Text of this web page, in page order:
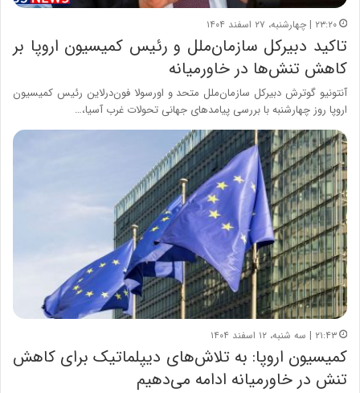
۲۳:۲۰ | چهارشنبه، ۲۷ اسفند ۱۴۰۴
تاکید دبیرکل سازمان‌ملل و رئیس کمیسیون اروپا بر
کاهش تنش‌ها در خاورمیانه
آنتونیو گوترش دبیرکل سازمان‌ملل متحد و اورسولا فون‌درلاین رئیس کمیسیون
اروپا روز چهارشنبه با بررسی پیامدهای جهانی تحولات غرب آسیا،…
۲۱:۴۳ | سه شنبه، ۱۲ اسفند ۱۴۰۴
کمیسیون اروپا: به تلاش‌های دیپلماتیک برای کاهش
تنش در خاورمیانه ادامه می‌دهیم